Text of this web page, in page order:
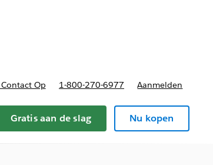
en prijzen
Op 1-800-270-6977 Aanmelden
Gratis aan de slag Nu kopen